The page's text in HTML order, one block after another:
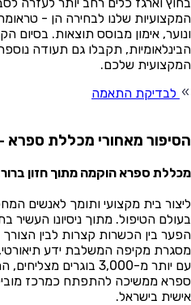
שלנו לבחירה הן - טראומה
אימון מבוסס תוצאות. בסיום
תקבלו גם תעודה
שלכם.
לבדיקת התאמה
מאחורי מכללת ספרא -
ספרא הוקמה מתוך חזון ברור:
בית מקצועי ותומך לאנשים
הטיפול. מתוך ניסיונו העשיר
בין הכשרות קצרות לבין הצורך
מקיפה המשלבת ידע תיאורטי,
עם יותר מ-3,000 בוגרים
ממשיכה להתפתח כמרכז
בישראל.